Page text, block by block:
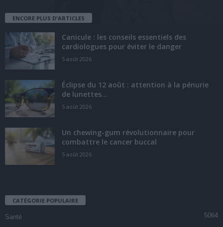
ENCORE PLUS D'ARTICLES
Canicule : les conseils essentiels des
cardiologues pour éviter le danger
5 août 2026
Éclipse du 12 août : attention à la pénurie
de lunettes...
5 août 2026
Un chewing-gum révolutionnaire pour
combattre le cancer buccal
5 août 2026
CATÉGORIE POPULAIRE
Santé
5064